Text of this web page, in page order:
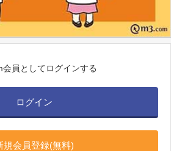
会員としてログインする
ログイン
規会員登録(無料)